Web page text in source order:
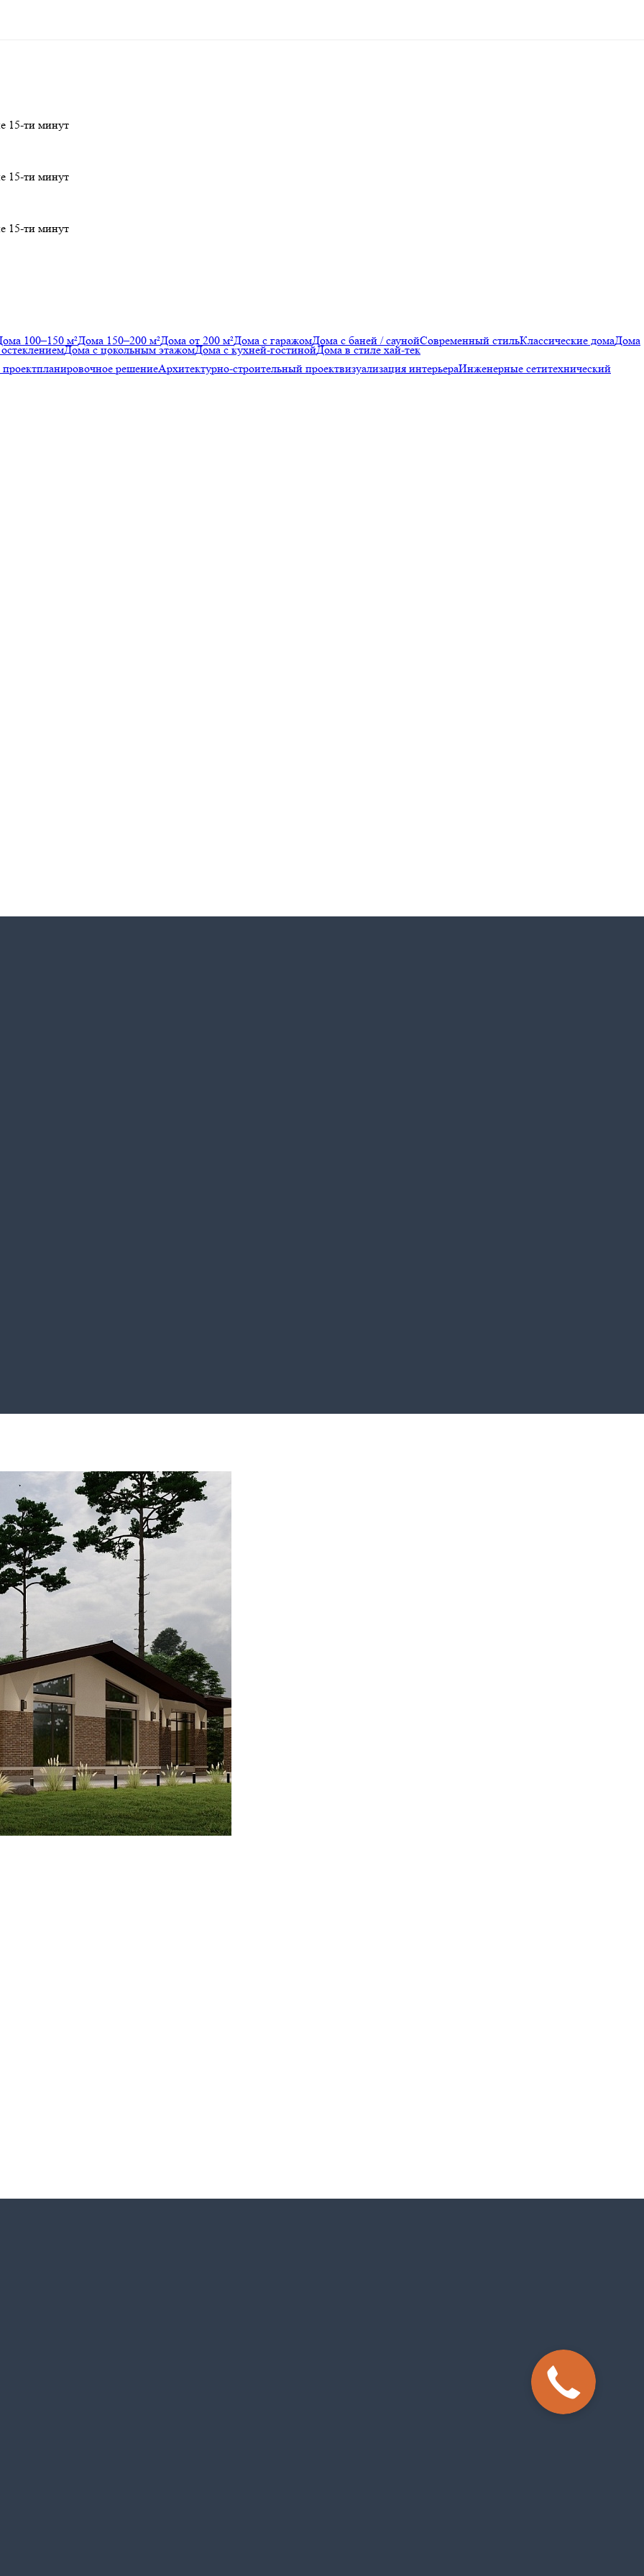
15-ти минут
15-ти минут
15-ти минут
100–150 м²Дома 150–200 м²Дома от 200 м²Дома с гаражомДома с баней / саунойСовременный стильКлассические домаДома
Дома с цокольным этажомДома с кухней-гостинойДома в стиле хай-тек
планировочное решениеАрхитектурно-строительный проектвизуализация интерьераИнженерные сетитехнический